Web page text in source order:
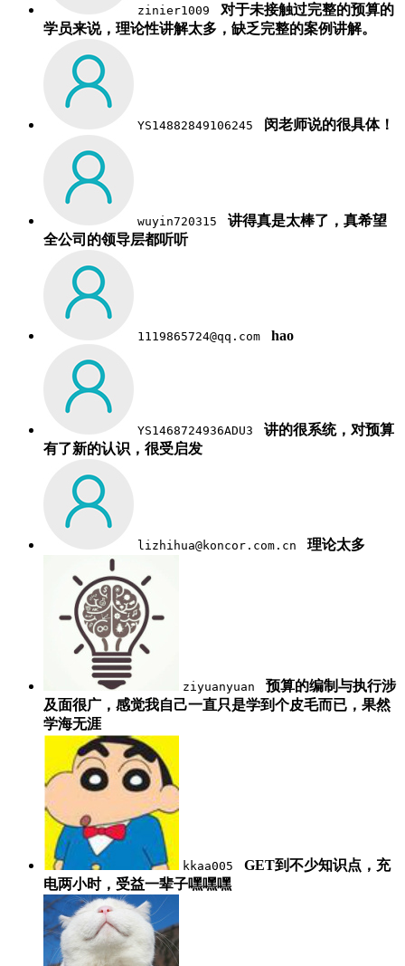
zinier1009
对于未接触过完整的预算的
学员来说，理论性讲解太多，缺乏完整的案例讲解。
YS14882849106245 闵老师说的很具体！
wuyin720315
讲得真是太棒了，真希望
全公司的领导层都听听
1119865724@qq.com hao
YS1468724936ADU3
讲的很系统，对预算
有了新的认识，很受启发
lizhihua@koncor.com.cn 理论太多
ziyuanyuan
预算的编制与执行涉
及面很广，感觉我自己一直只是学到个皮毛而已，果然
学海无涯
kkaa005
GET到不少知识点，充
电两小时，受益一辈子嘿嘿嘿